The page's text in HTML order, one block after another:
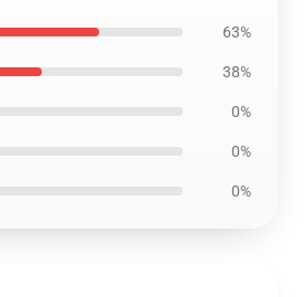
63%
38%
0%
0%
0%